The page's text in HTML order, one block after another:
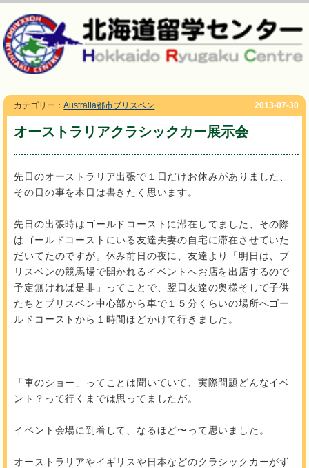
カテゴリー：Australia都市ブリスベン 2013-07-30
オーストラリアクラシックカー展示会
先日のオーストラリア出張で１日だけお休みがありました、
その日の事を本日は書きたく思います。
先日の出張時はゴールドコーストに滞在してました、その際
はゴールドコーストにいる友達夫妻の自宅に滞在させていた
だいてたのですが。休み前日の夜に、友達より「明日は、ブ
リスベンの競馬場で開かれるイベントへお店を出店するので
予定無ければ是非」ってことで、翌日友達の奥様そして子供
たちとブリスベン中心部から車で１５分くらいの場所へゴー
ルドコーストから１時間ほどかけて行きました。
「車のショー」ってことは聞いていて、実際問題どんなイベ
ント？って行くまでは思ってましたが。
イベント会場に到着して、なるほど〜って思いました。
オーストラリアやイギリスや日本などのクラシックカーがず